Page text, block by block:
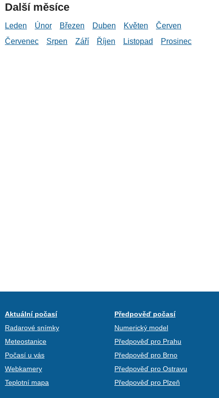
Další měsíce
Leden Únor Březen Duben Květen
Červen
Červenec
Srpen Září Říjen Listopad Prosinec
Aktuální počasí
Radarové snímky
Meteostanice
Počasí u vás
Webkamery
Teplotní mapa
Předpověď počasí
Numerický model
Předpověď pro Prahu
Předpověď pro Brno
Předpověď pro Ostravu
Předpověď pro Plzeň